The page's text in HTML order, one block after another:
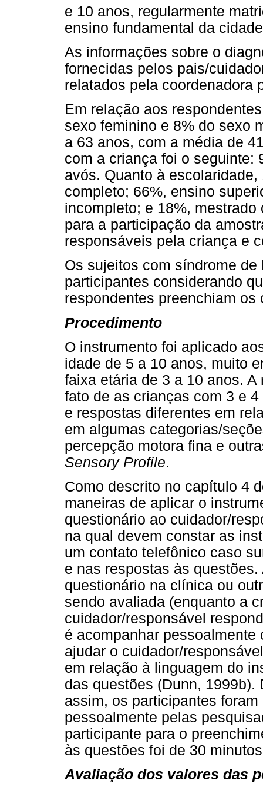
e 10 anos, regularmente
ensino fundamental da
As informações sobre o
fornecidas pelos pais/
relatados pela coordenadora
Em relação aos
sexo feminino e 8% do sexo
a 63 anos, com a média de
com a criança foi o seguinte:
avós. Quanto à
completo; 66%, ensino
incompleto; e 18%,
para a participação da
responsáveis pela criança e
Os sujeitos com síndrome
participantes considerando
respondentes preenchiam os
Procedimento
O instrumento foi aplicado
idade de 5 a 10 anos, muito
faixa etária de 3 a 10 anos.
fato de as crianças com 3 e
e respostas diferentes em
em algumas categorias/
percepção motora fina e
Sensory Profile.
Como descrito no capítulo 4
maneiras de aplicar o
questionário ao cuidador/
na qual devem constar as
um contato telefônico caso
e nas respostas às
questionário na clínica ou
sendo avaliada (enquanto a
cuidador/responsável
é acompanhar
ajudar o cuidador/
em relação à linguagem do
das questões (Dunn,
assim, os participantes
pessoalmente pelas
participante para o
às questões foi de 30
Avaliação dos valores das